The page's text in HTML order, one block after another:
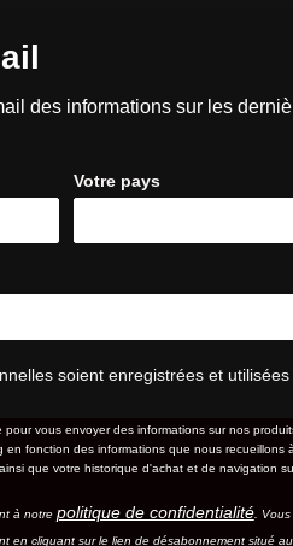
des informations sur les
Votre pays
soient enregistrées et
vous envoyer des informations sur nos
fonction des informations que nous recueillons
que votre historique d'achat et de navigation
à notre politique de confidentialité. Vous
en cliquant sur le lien de désabonnement situé